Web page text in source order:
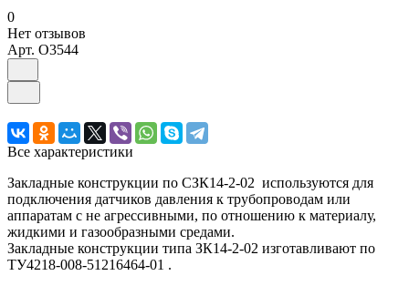
0
Нет отзывов
Арт. O3544
Все характеристики
Закладные конструкции по СЗК14-2-02 используются для
подключения датчиков давления к трубопроводам или
аппаратам с не агрессивными, по отношению к материалу,
жидкими и газообразными средами.
Закладные конструкции типа ЗК14-2-02 изготавливают по
ТУ4218-008-51216464-01 .